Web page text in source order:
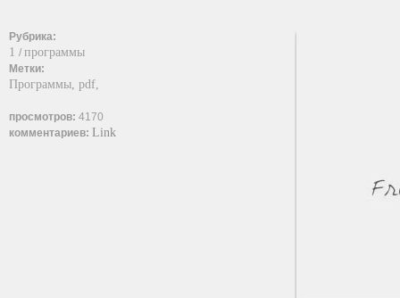
Рубрика:
1 / программы
Метки:
Программы, pdf,
просмотров: 4170
комментариев: Link